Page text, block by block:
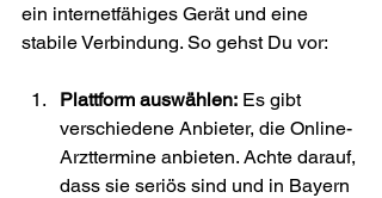
ein internetfähiges Gerät und eine
stabile Verbindung. So gehst Du vor:
Plattform auswählen: Es gibt
verschiedene Anbieter, die Online-
Arzttermine anbieten. Achte darauf,
dass sie seriös sind und in Bayern